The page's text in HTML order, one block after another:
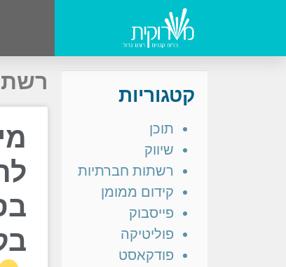
קטגוריות
תוכן
שיווק
רשתות חברתיות
קידום ממומן
פייסבוק
פוליטיקה
פודקאסט